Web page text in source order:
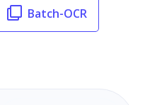
Batch-OCR